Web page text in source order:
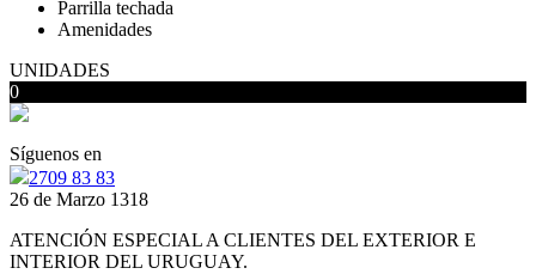
Parrilla techada
Amenidades
UNIDADES
0
Síguenos en
2709 83 83
26 de Marzo 1318
ATENCIÓN ESPECIAL A CLIENTES DEL EXTERIOR E
INTERIOR DEL URUGUAY.